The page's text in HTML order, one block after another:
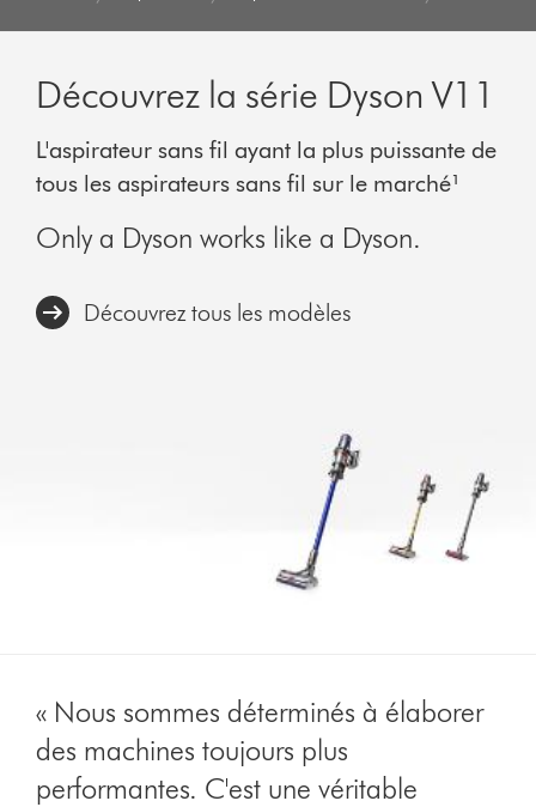
Découvrez la série Dyson V11
L'aspirateur sans fil ayant la plus puissante de
tous les aspirateurs sans fil sur le marché¹
Only a Dyson works like a Dyson.
Découvrez tous les modèles
« Nous sommes déterminés à élaborer
des machines toujours plus
performantes. C'est une véritable